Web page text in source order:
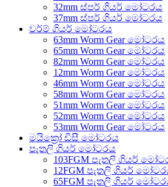
32mm ස්පර් ගියර් මෝටරය
37mm ස්පර් ගියර් මෝටරය
වර්ම් ගියර් මෝටරය
63mm Worm Gear මෝටරය
65mm Worm Gear මෝටරය
82mm Worm Gear මෝටරය
12mm Worm Gear මෝටරය
46mm Worm Gear මෝටරය
58mm Worm Gear මෝටරය
51mm Worm Gear මෝටරය
52mm Worm Gear මෝටරය
53mm Worm Gear මෝටරය
මයික්‍රෝ ඩීසී මෝටරය
පැතලි ගියර් මෝටරය
103FGM පැතලි ගියර්
12FGM පැතලි ගියර්
65FGM පැතලි ගියර්